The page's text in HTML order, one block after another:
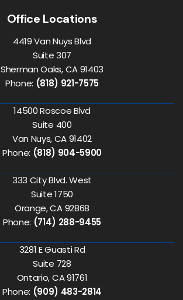
Office Locations
4419 Van Nuys Blvd
Suite 307
Sherman Oaks, CA 91403
Phone: (818) 921-7575
14500 Roscoe Blvd
Suite 400
Van Nuys, CA 91402
Phone: (818) 904-5900
333 City Blvd. West
Suite 1750
Orange, CA 92868
Phone: (714) 288-9455
3281 E Guasti Rd
Suite 728
Ontario, CA 91761
Phone: (909) 483-2814